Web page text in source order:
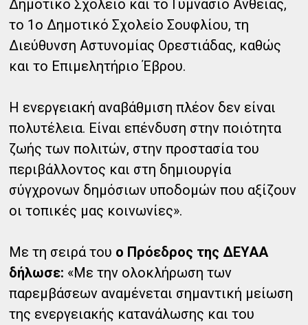
Δημοτικό Σχολείο και το Γυμνάσιο Άνθειας,
το 1ο Δημοτικό Σχολείο Σουφλίου, τη
Διεύθυνση Αστυνομίας Ορεστιάδας, καθώς
και το Επιμελητήριο Έβρου.
Η ενεργειακή αναβάθμιση πλέον δεν είναι
πολυτέλεια. Είναι επένδυση στην ποιότητα
ζωής των πολιτών, στην προστασία του
περιβάλλοντος και στη δημιουργία
σύγχρονων δημόσιων υποδομών που αξίζουν
οι τοπικές μας κοινωνίες».
Με τη σειρά του ο Πρόεδρος της ΔΕΥΑΑ
δήλωσε: «Με την ολοκλήρωση των
παρεμβάσεων αναμένεται σημαντική μείωση
της ενεργειακής κατανάλωσης και του